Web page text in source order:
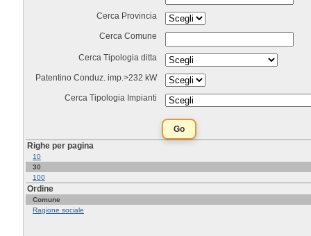
Cerca Provincia
Cerca Comune
Cerca Tipologia ditta
Patentino Conduz. imp.>232 kW
Cerca Tipologia Impianti
Righe per pagina
10
30
100
Ordine
Comune
Ragione sociale